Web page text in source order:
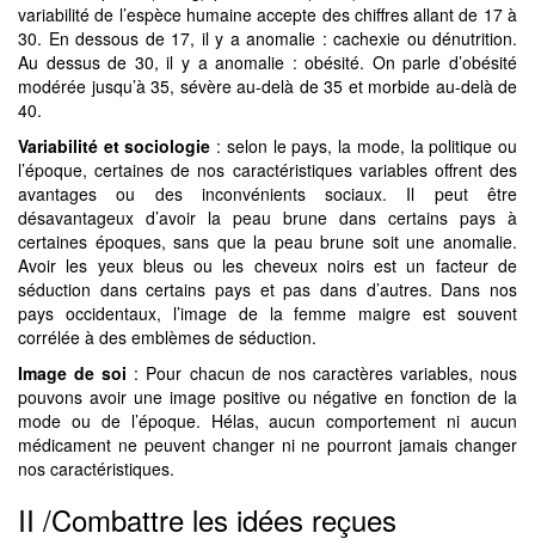
variabilité de l’espèce humaine accepte des chiffres allant de 17 à
30. En dessous de 17, il y a anomalie : cachexie ou dénutrition.
Au dessus de 30, il y a anomalie : obésité. On parle d’obésité
modérée jusqu’à 35, sévère au-delà de 35 et morbide au-delà de
40.
Variabilité et sociologie : selon le pays, la mode, la politique ou
l’époque, certaines de nos caractéristiques variables offrent des
avantages ou des inconvénients sociaux. Il peut être
désavantageux d’avoir la peau brune dans certains pays à
certaines époques, sans que la peau brune soit une anomalie.
Avoir les yeux bleus ou les cheveux noirs est un facteur de
séduction dans certains pays et pas dans d’autres. Dans nos
pays occidentaux, l’image de la femme maigre est souvent
corrélée à des emblèmes de séduction.
Image de soi : Pour chacun de nos caractères variables, nous
pouvons avoir une image positive ou négative en fonction de la
mode ou de l’époque. Hélas, aucun comportement ni aucun
médicament ne peuvent changer ni ne pourront jamais changer
nos caractéristiques.
II /Combattre les idées reçues